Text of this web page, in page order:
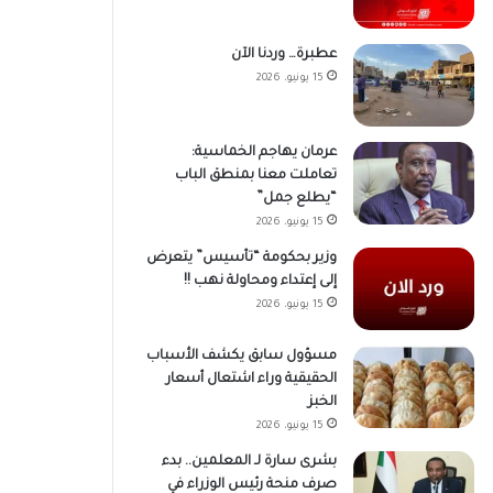
عطبرة… وردنا الآن
15 يونيو، 2026
عرمان يهاجم الخماسية:
تعاملت معنا بمنطق الباب
“يطلع جمل”
15 يونيو، 2026
وزير بحكومة “تأسيس” يتعرض
إلى إعتداء ومحاولة نهب !!
15 يونيو، 2026
مسؤول سابق يكشف الأسباب
الحقيقية وراء اشتعال أسعار
الخبز
15 يونيو، 2026
بشرى سارة لـ المعلمين.. بدء
صرف منحة رئيس الوزراء في